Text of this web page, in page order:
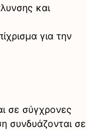
και
για την
σε σύγχρονες
συνδυάζονται σε